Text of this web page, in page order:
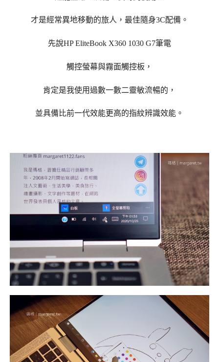
才是經常異地移動的旅人，最佳隨身3C配備。
先說HP EliteBook X360 1030 G7筆電
觸控螢幕與霧面觸控板，
肯定是我使用過數一數二靈敏流暢的，
並具備比前一代效能更高的指紋辨識效能。